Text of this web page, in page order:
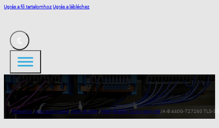
Ugrás a fő tartalomhozUgrás a lábléchez
/Webshop/Ipari automatika/Allen-Bradley/Allen-Bradley biztonsági relé/A-B 440G-T27260 TLS-3